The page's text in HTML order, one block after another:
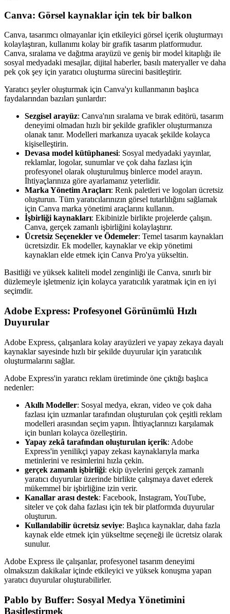
Canva: Görsel kaynaklar için tek bir balkon
Canva, tasarımcı olmayanlar için etkileyici görsel içerik oluşturmayı
kolaylaştıran, kullanımı kolay bir grafik tasarım platformudur.
Canva, sıralama ve dağıtma arayüzü ve geniş bir model kitaplığı ile
sosyal medyadaki mesajlar, dijital haberler, basılı materyaller ve daha
pek çok şey için yaratıcı oluşturma sürecini basitleştirir.
Yaratıcı şeyler oluşturmak için Canva'yı kullanmanın başlıca
faydalarından bazıları şunlardır:
Sezgisel arayüz: Canva'nın sıralama ve bırak editörü, tasarım
deneyimi olmadan hızlı bir şekilde grafikler oluşturmanıza
olanak tanır. Modelleri markanıza uyacak şekilde kolayca
kişiselleştirin.
Devasa model kütüphanesi: Sosyal medyadaki yayınlar,
reklamlar, logolar, sunumlar ve çok daha fazlası için
profesyonel olarak oluşturulmuş binlerce model arayın.
İhtiyaçlarınıza göre ayarlamanız yeterlidir.
Marka Yönetim Araçları: Renk paletleri ve logoları ücretsiz
oluşturun. Tüm yaratıcılarınızın görsel tutarlılığını sağlamak
için Canva marka yönetimi araçlarını kullanın.
İşbirliği kaynakları: Ekibinizle birlikte projelerde çalışın.
Canva, gerçek zamanlı işbirliğini kolaylaştırır.
Ücretsiz Seçenekler ve Ödemeler: Temel tasarım kaynakları
ücretsizdir. Ek modeller, kaynaklar ve ekip yönetimi
kaynakları elde etmek için Canva Pro'ya yükseltin.
Basitliği ve yüksek kaliteli model zenginliği ile Canva, sınırlı bir
düzlemeyle işletmeniz için kolayca yaratıcılık yaratmak için en iyi
seçimdir.
Adobe Express: Profesyonel Görünümlü Hızlı
Duyurular
Adobe Express, çalışanlara kolay arayüzleri ve yapay zekaya dayalı
kaynaklar sayesinde hızlı bir şekilde duyurular için yaratıcılık
oluşturmalarını sağlar.
Adobe Express'in yaratıcı reklam üretiminde öne çıktığı başlıca
nedenler:
Akıllı Modeller: Sosyal medya, ekran, video ve çok daha
fazlası için uzmanlar tarafından oluşturulan çok çeşitli reklam
modelleri arasından seçim yapın. İhtiyaçlarınızı karşılamak
için bunları kolayca özelleştirin.
Yapay zekâ tarafından oluşturulan içerik: Adobe
Express'in yenilikçi yapay zekası kaynaklarıyla marka
metinlerini ve resimlerini hızla çekin.
gerçek zamanlı işbirliği: ekip üyelerini gerçek zamanlı
yaratıcı duyurular üzerinde birlikte çalışmaya davet ederek
mükemmel bir işbirliğine izin verir.
Kanallar arası destek: Facebook, Instagram, YouTube,
siteler ve çok daha fazlası için tek bir platformda duyurular
oluşturun.
Kullanılabilir ücretsiz seviye: Başlıca kaynaklar, daha fazla
kaynak elde etmek için yükseltme seçeneği ile ücretsiz olarak
sunulur.
Adobe Express ile çalışanlar, profesyonel tasarım deneyimi
olmaksızın dakikalar içinde etkileyici ve yüksek konuşma yapan
yaratıcı duyurular oluşturabilirler.
Pablo by Buffer: Sosyal Medya Yönetimini
Basitleştirmek